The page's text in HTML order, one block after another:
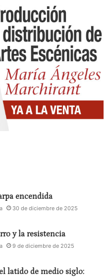
encendida
30 de diciembre de 2025
y la resistencia
9 de diciembre de 2025
latido de medio siglo: